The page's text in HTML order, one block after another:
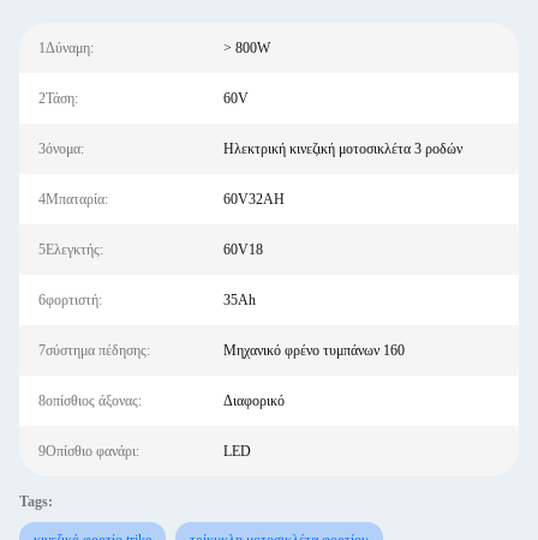
1Δύναμη: > 800W
2Τάση: 60V
3όνομα: Ηλεκτρική κινεζική μοτοσικλέτα 3 ροδών
4Μπαταρία: 60V32AH
5Ελεγκτής: 60V18
6φορτιστή: 35Ah
7σύστημα πέδησης: Μηχανικό φρένο τυμπάνων 160
8οπίσθιος άξονας: Διαφορικό
9Οπίσθιο φανάρι: LED
Tags: